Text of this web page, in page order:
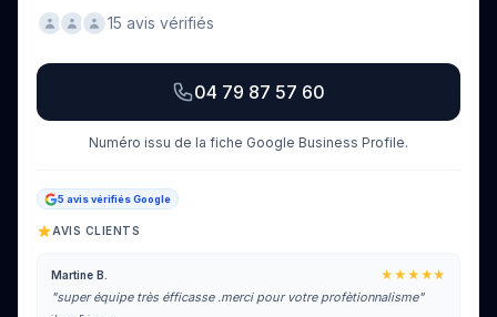
15 avis vérifiés
04 79 87 57 60
Numéro issu de la fiche Google Business Profile.
5 avis vérifiés Google
AVIS CLIENTS
Martine B.
★★★★★
"super équipe très éfficasse .merci pour votre profètionnalisme"